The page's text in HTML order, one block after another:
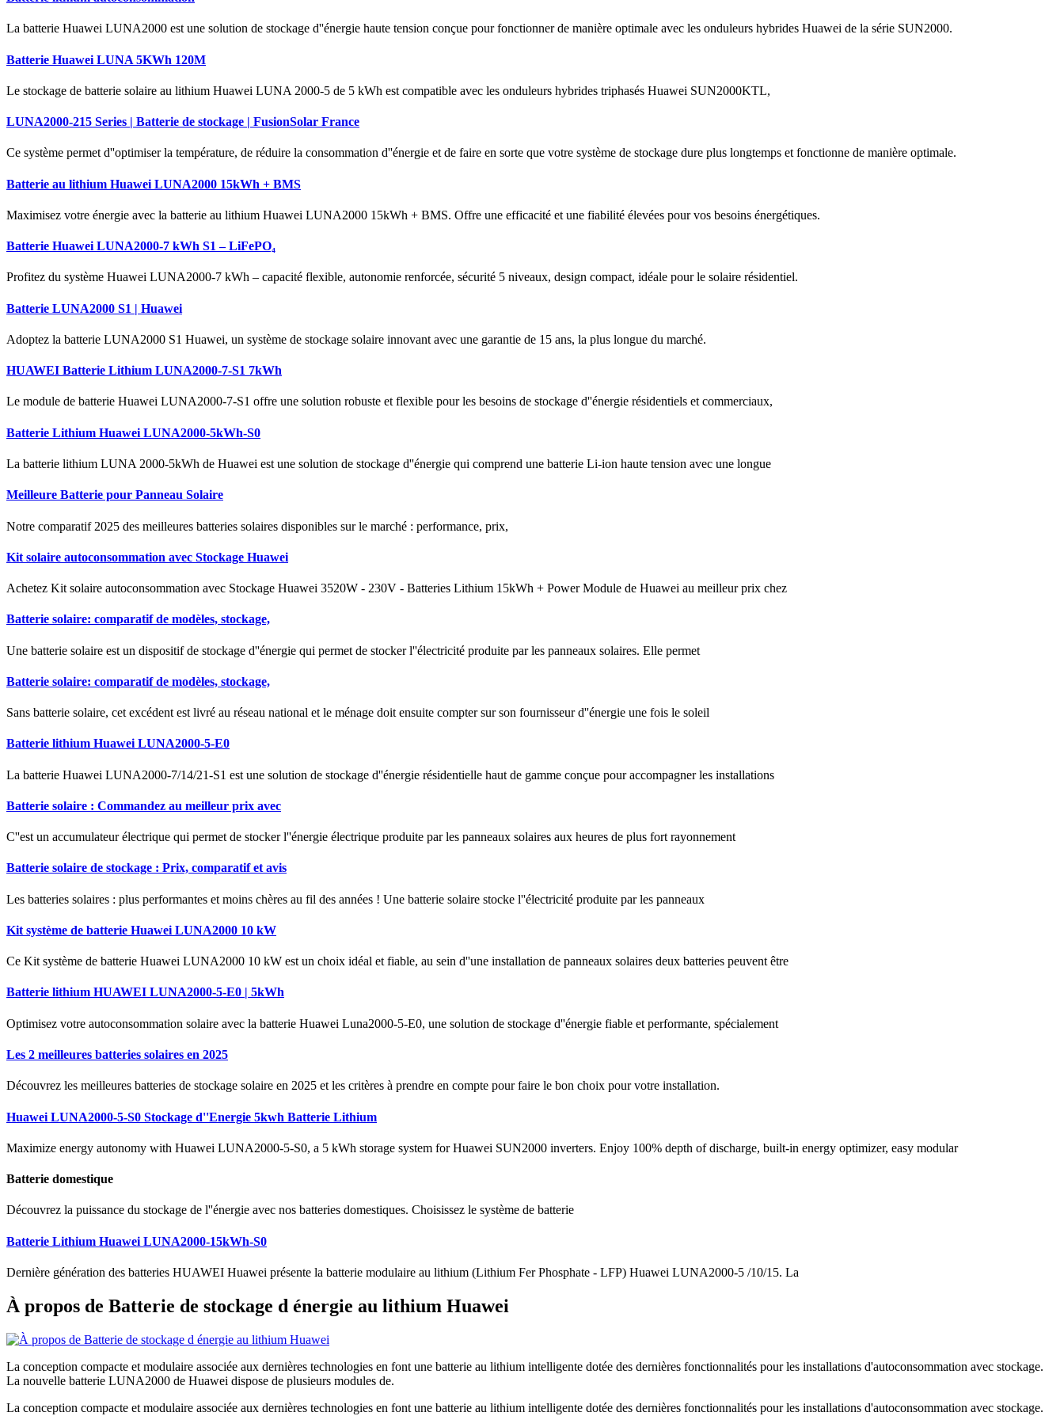
La batterie Huawei LUNA2000 est une solution de stockage d''énergie haute tension conçue pour fonctionner de manière optimale avec les onduleurs hybrides Huawei de la série SUN2000.
Batterie Huawei LUNA 5KWh 120M
Le stockage de batterie solaire au lithium Huawei LUNA 2000-5 de 5 kWh est compatible avec les onduleurs hybrides triphasés Huawei SUN2000KTL,
LUNA2000-215 Series | Batterie de stockage | FusionSolar France
Ce système permet d''optimiser la température, de réduire la consommation d''énergie et de faire en sorte que votre système de stockage dure plus longtemps et fonctionne de manière optimale.
Batterie au lithium Huawei LUNA2000 15kWh + BMS
Maximisez votre énergie avec la batterie au lithium Huawei LUNA2000 15kWh + BMS. Offre une efficacité et une fiabilité élevées pour vos besoins énergétiques.
Batterie Huawei LUNA2000-7 kWh S1 – LiFePO₄
Profitez du système Huawei LUNA2000-7 kWh – capacité flexible, autonomie renforcée, sécurité 5 niveaux, design compact, idéale pour le solaire résidentiel.
Batterie LUNA2000 S1 | Huawei
Adoptez la batterie LUNA2000 S1 Huawei, un système de stockage solaire innovant avec une garantie de 15 ans, la plus longue du marché.
HUAWEI Batterie Lithium LUNA2000-7-S1 7kWh
Le module de batterie Huawei LUNA2000-7-S1 offre une solution robuste et flexible pour les besoins de stockage d''énergie résidentiels et commerciaux,
Batterie Lithium Huawei LUNA2000-5kWh-S0
La batterie lithium LUNA 2000-5kWh de Huawei est une solution de stockage d''énergie qui comprend une batterie Li-ion haute tension avec une longue
Meilleure Batterie pour Panneau Solaire
Notre comparatif 2025 des meilleures batteries solaires disponibles sur le marché : performance, prix,
Kit solaire autoconsommation avec Stockage Huawei
Achetez Kit solaire autoconsommation avec Stockage Huawei 3520W - 230V - Batteries Lithium 15kWh + Power Module de Huawei au meilleur prix chez
Batterie solaire: comparatif de modèles, stockage,
Une batterie solaire est un dispositif de stockage d''énergie qui permet de stocker l''électricité produite par les panneaux solaires. Elle permet
Batterie solaire: comparatif de modèles, stockage,
Sans batterie solaire, cet excédent est livré au réseau national et le ménage doit ensuite compter sur son fournisseur d''énergie une fois le soleil
Batterie lithium Huawei LUNA2000-5-E0
La batterie Huawei LUNA2000-7/14/21-S1 est une solution de stockage d''énergie résidentielle haut de gamme conçue pour accompagner les installations
Batterie solaire : Commandez au meilleur prix avec
C''est un accumulateur électrique qui permet de stocker l''énergie électrique produite par les panneaux solaires aux heures de plus fort rayonnement
Batterie solaire de stockage : Prix, comparatif et avis
Les batteries solaires : plus performantes et moins chères au fil des années ! Une batterie solaire stocke l''électricité produite par les panneaux
Kit système de batterie Huawei LUNA2000 10 kW
Ce Kit système de batterie Huawei LUNA2000 10 kW est un choix idéal et fiable, au sein d''une installation de panneaux solaires deux batteries peuvent être
Batterie lithium HUAWEI LUNA2000-5-E0 | 5kWh
Optimisez votre autoconsommation solaire avec la batterie Huawei Luna2000-5-E0, une solution de stockage d''énergie fiable et performante, spécialement
Les 2 meilleures batteries solaires en 2025
Découvrez les meilleures batteries de stockage solaire en 2025 et les critères à prendre en compte pour faire le bon choix pour votre installation.
Huawei LUNA2000-5-S0 Stockage d''Energie 5kwh Batterie Lithium
Maximize energy autonomy with Huawei LUNA2000-5-S0, a 5 kWh storage system for Huawei SUN2000 inverters. Enjoy 100% depth of discharge, built-in energy optimizer, easy modular
Batterie domestique
Découvrez la puissance du stockage de l''énergie avec nos batteries domestiques. Choisissez le système de batterie
Batterie Lithium Huawei LUNA2000-15kWh-S0
Dernière génération des batteries HUAWEI Huawei présente la batterie modulaire au lithium (Lithium Fer Phosphate - LFP) Huawei LUNA2000-5 /10/15. La
À propos de Batterie de stockage d énergie au lithium Huawei
La conception compacte et modulaire associée aux dernières technologies en font une batterie au lithium intelligente dotée des dernières fonctionnalités pour les installations d'autoconsommation avec stockage.
La nouvelle batterie LUNA2000 de Huawei dispose de plusieurs modules de.
La conception compacte et modulaire associée aux dernières technologies en font une batterie au lithium intelligente dotée des dernières fonctionnalités pour les installations d'autoconsommation avec stockage.